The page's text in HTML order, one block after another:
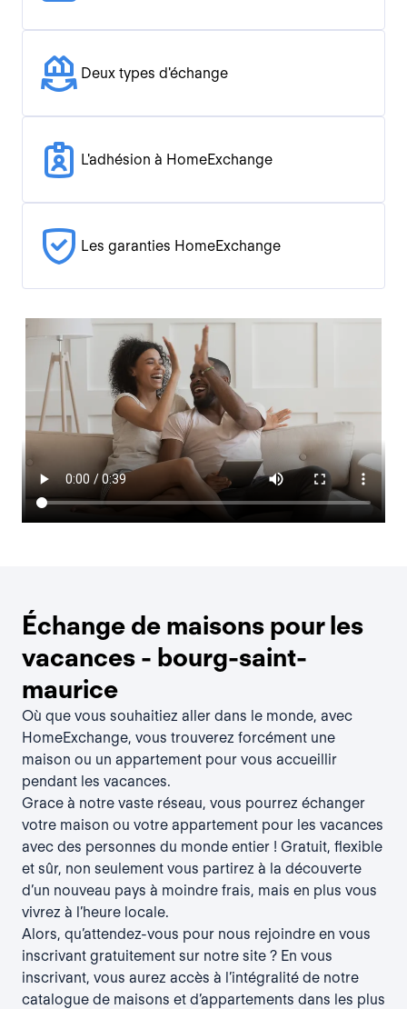
Deux types d'échange
L'adhésion à HomeExchange
Les garanties HomeExchange
Échange de maisons pour les
vacances - bourg-saint-
maurice
Où que vous souhaitiez aller dans le monde, avec
HomeExchange, vous trouverez forcément une
maison ou un appartement pour vous accueillir
pendant les vacances.
Grace à notre vaste réseau, vous pourrez échanger
votre maison ou votre appartement pour les vacances
avec des personnes du monde entier ! Gratuit, flexible
et sûr, non seulement vous partirez à la découverte
d’un nouveau pays à moindre frais, mais en plus vous
vivrez à l’heure locale.
Alors, qu’attendez-vous pour nous rejoindre en vous
inscrivant gratuitement sur notre site ? En vous
inscrivant, vous aurez accès à l’intégralité de notre
catalogue de maisons et d’appartements dans les plus